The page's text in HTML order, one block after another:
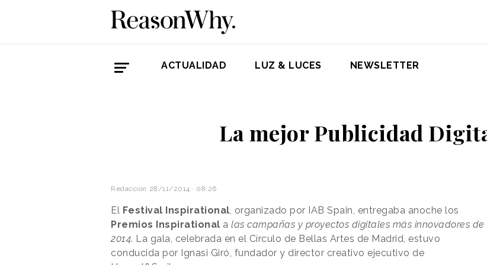
ACTUALIDAD LUZ & LUCES NEWSLETTER
La mejor Publicidad
Redacción 28/11/2014 · 08:26
El Festival Inspirational , organizado por IAB Spain, entregaba anoche los
Premios Inspirational a las campañas y proyectos digitales más innovadores de
2014. La gala, celebrada en el Círculo de Bellas Artes de Madrid, estuvo
conducida por Ignasi Giró, fundador y director creativo ejecutivo de